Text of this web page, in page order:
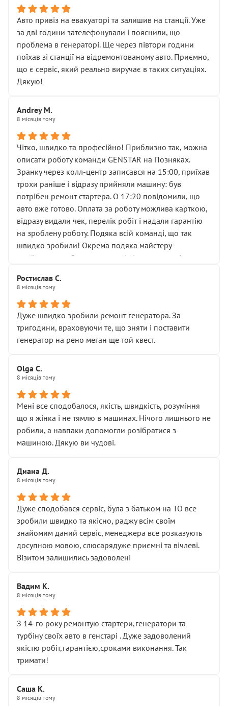
• що біля авто стояти вже не можна
• почали озвучувати купу додаткових робіт без
чіткого пояснення
( ну все зняли та доробили) дякую!
Окремий момент, який виглядає абсурдно:
мені заявили, що бачок гальмівної рідини потрібно
міняти разом із головним гальмівним циліндром у
Для людини, яка хоча б трохи розуміється на техніці,
це звучить як мінімум непрофесійно, а як максимум —
спроба продати дорогий вузол замість елементарних
ущільнювачів.
Що прикро — це не перший мій візит. Раніше міняв у
вас стартер, і тоді сервіс наче справив хороше
враження. Але згодом знайшов декілька гайок під
лобовим склом. Мені пояснили, що це “старі гайки, які
відкручували”, і попросили не хвилюватися. ( надіюсь
новий власник, не застяг в полі))
Але після нинішнього візиту такі дрібниці вже не
здаються дрібницями.
Я — клієнт, який працює на довірі, і саме її цей сервіс
Хотілося б більше:
• належної уваги до авто
• прозорості в роботах і рахунках
• реальної діагностики, а не формального
“подивились і поїхав”
На жаль, складається враження, що сервіс працює не
Стосовно комунікації - все добре
Авто привіз на евакуаторі та залишив на станції. Уже
за дві години зателефонували і пояснили, що
проблема в генераторі. Ще через півтори години
поїхав зі станції на відремонтованому авто. Приємно,
що є сервіс, який реально виручає в таких ситуаціях.
Дякую!
Andrey M.
8 місяців тому
Чітко, швидко та професійно! Приблизно так, можна
описати роботу команди GENSTAR на Позняках.
Зранку через колл-центр записався на 15:00, приїхав
трохи раніше і відразу прийняли машину: був
потрібен ремонт стартера. О 17:20 повідомили, що
авто вже готово. Оплата за роботу можлива карткою,
відразу видали чек, перелік робіт і надали гарантію
на зроблену роботу. Подяка всій команді, що так
швидко зробили! Окрема подяка майстеру-
приймальнику Олександру: всі чітко та по суті.
звертатися до цього автосервісу.
Ростислав С.
8 місяців тому
Дуже швидко зробили ремонт генератора. За
тригодини, враховуючи те, що зняти і поставити
генератор на рено меган ще той квест.
Olga С.
8 місяців тому
Мені все сподобалося, якість, швидкість, розуміння
що я жінка і не тямлю в машинах. Нічого лишнього не
робили, а навпаки допомогли розібратися з
машиною. Дякую ви чудові.
Диана Д.
8 місяців тому
Дуже сподобався сервіс, була з батьком на ТО все
зробили швидко та якісно, раджу всім своїм
знайомим даний сервіс, менеджера все розказують
досупною мовою, слюсарядуже приємні та вічлеві.
Візитом залишились задоволені
Вадим К.
8 місяців тому
З 14-го року ремонтую стартери,генератори та
турбіну своїх авто в генстарі . Дуже задоволений
якістю робіт,гарантією,сроками виконання. Так
тримати!
Саша К.
8 місяців тому